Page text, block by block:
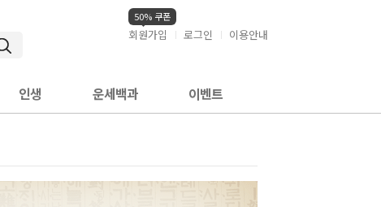
50% 쿠폰
회원가입 로그인 이용안내
인생 운세백과 이벤트